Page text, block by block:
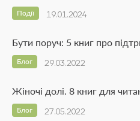
19.01.2024
Події
Бути поруч: 5 книг про
29.03.2022
Блог
Жіночі долі. 8 книг для
27.05.2022
Блог